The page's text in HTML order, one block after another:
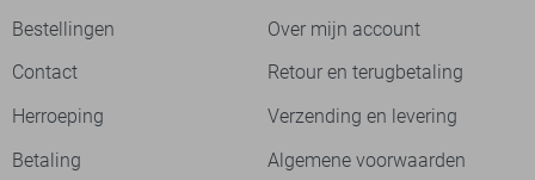
Bestellingen
Over mijn account
Contact
Retour en terugbetaling
Herroeping
Verzending en levering
Betaling
Algemene voorwaarden